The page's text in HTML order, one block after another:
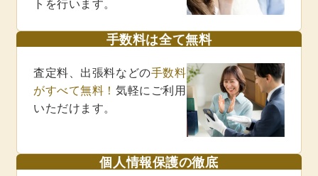
トを行います。
手数料は全て無料
査定料、出張料などの手数料
がすべて無料！ 気軽にご利用
いただけます。
個人情報保護の徹底